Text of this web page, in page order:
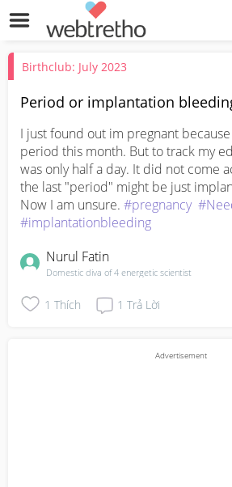
Birthclub: July 2023
Period or implantation
I just found out im pregnant
period this month. But to track my
was only half a day. It did not come
the last "period" might be just
Now I am unsure. #pregnancy
#implantationbleeding
Nurul Fatin
Domestic diva of 4 energetic scientist
1 Thích 1 Trả Lời